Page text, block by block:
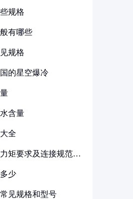
规格
有哪些
规格
的星空爆冷
含量
全
矩要求及连接规范详
少
见规格和型号